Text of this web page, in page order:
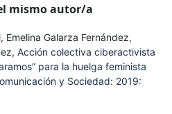
mismo autor/a
Emelina Galarza Fernández,
Acción colectiva ciberactivista
para la huelga feminista
y Sociedad: 2019: